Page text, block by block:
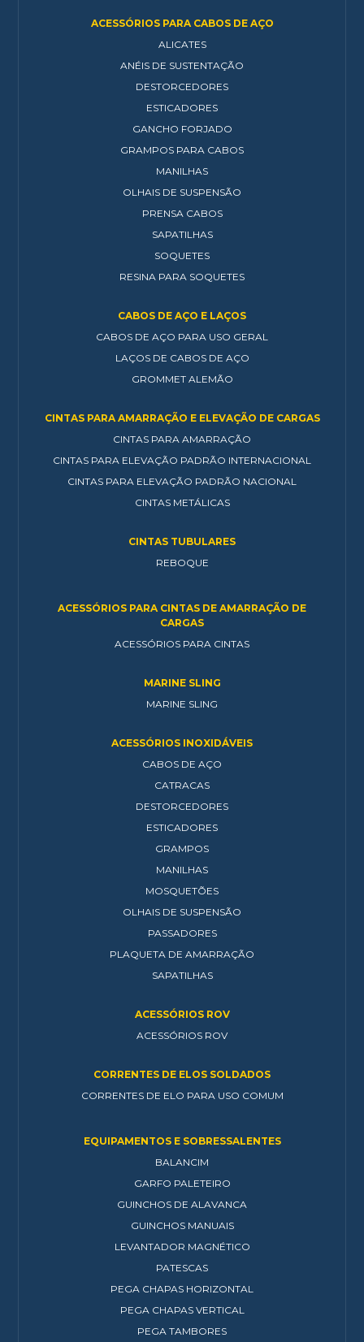
ACESSÓRIOS PARA CABOS DE AÇO
ALICATES
ANÉIS DE SUSTENTAÇÃO
DESTORCEDORES
ESTICADORES
GANCHO FORJADO
GRAMPOS PARA CABOS
MANILHAS
OLHAIS DE SUSPENSÃO
PRENSA CABOS
SAPATILHAS
SOQUETES
RESINA PARA SOQUETES
CABOS DE AÇO E LAÇOS
CABOS DE AÇO PARA USO GERAL
LAÇOS DE CABOS DE AÇO
GROMMET ALEMÃO
CINTAS PARA AMARRAÇÃO E ELEVAÇÃO DE CARGAS
CINTAS PARA AMARRAÇÃO
CINTAS PARA ELEVAÇÃO PADRÃO INTERNACIONAL
CINTAS PARA ELEVAÇÃO PADRÃO NACIONAL
CINTAS METÁLICAS
CINTAS TUBULARES
REBOQUE
ACESSÓRIOS PARA CINTAS DE AMARRAÇÃO DE
CARGAS
ACESSÓRIOS PARA CINTAS
MARINE SLING
MARINE SLING
ACESSÓRIOS INOXIDÁVEIS
CABOS DE AÇO
CATRACAS
DESTORCEDORES
ESTICADORES
GRAMPOS
MANILHAS
MOSQUETÕES
OLHAIS DE SUSPENSÃO
PASSADORES
PLAQUETA DE AMARRAÇÃO
SAPATILHAS
ACESSÓRIOS ROV
ACESSÓRIOS ROV
CORRENTES DE ELOS SOLDADOS
CORRENTES DE ELO PARA USO COMUM
EQUIPAMENTOS E SOBRESSALENTES
BALANCIM
GARFO PALETEIRO
GUINCHOS DE ALAVANCA
GUINCHOS MANUAIS
LEVANTADOR MAGNÉTICO
PATESCAS
PEGA CHAPAS HORIZONTAL
PEGA CHAPAS VERTICAL
PEGA TAMBORES